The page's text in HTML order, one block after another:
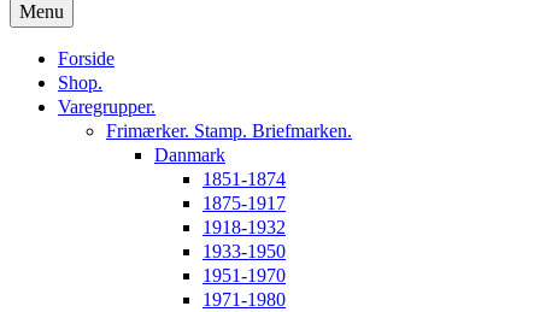
Menu
Forside
Shop.
Varegrupper.
Frimærker. Stamp. Briefmarken.
Danmark
1851-1874
1875-1917
1918-1932
1933-1950
1951-1970
1971-1980